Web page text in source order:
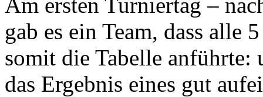
gab es ein Team, dass alle
somit die Tabelle anführte:
das Ergebnis eines gut